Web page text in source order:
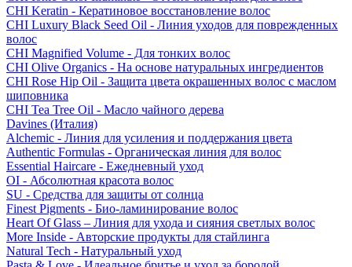
CHI Keratin - Кератиновое восстановление волос
CHI Luxury Black Seed Oil - Линия уходов для поврежденных
волос
CHI Magnified Volume - Для тонких волос
CHI Olive Organics - На основе натуральных ингредиентов
CHI Rose Hip Oil - Защита цвета окрашенных волос с маслом
шиповника
CHI Tea Tree Oil - Масло чайного дерева
Davines (Италия)
Alchemic - Линия для усиления и поддержания цвета
Authentic Formulas - Органическая линия для волос
Essential Haircare - Eжедневный уход
OI - Абсолютная красота волос
SU - Средства для защиты от солнца
Finest Pigments - Био-ламинирование волос
Heart Of Glass – Линия для ухода и сияния светлых волос
More Inside - Авторские продукты для стайлинга
Natural Tech - Натуральный уход